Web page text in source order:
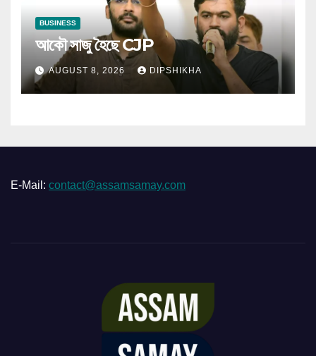
BUSINESS
আকৌ সাজু হৈছে CJP
AUGUST 8, 2026 DIPSHIKHA
E-Mail: contact@assamsamay.com